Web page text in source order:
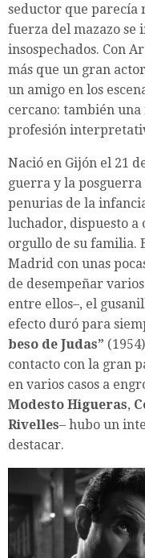
seductor que parecía
fuerza del mazazo se
insospechados. Con
más que un gran
un amigo en los
cercano: también
profesión
Nació en Gijón el 21
guerra y la
penurias de la
luchador, dispuesto
orgullo de su familia.
Madrid con unas
de desempeñar
entre ellos–, el
efecto duró para
beso de Judas”
contacto con la gran
en varios casos a
Modesto Higueras,
Rivelles– hubo un
destacar.